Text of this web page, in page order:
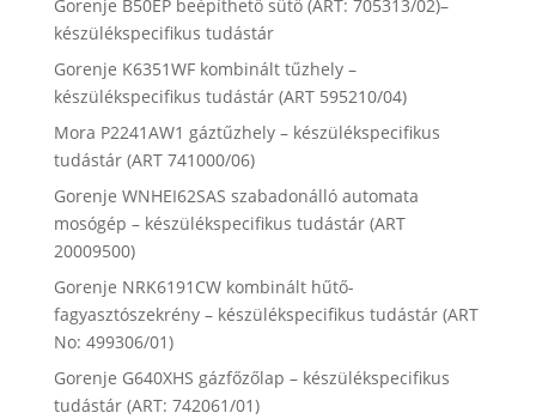
Gorenje B50EP beépíthető sütő (ART: 705313/02)–
készülékspecifikus tudástár
Gorenje K6351WF kombinált tűzhely –
készülékspecifikus tudástár (ART 595210/04)
Mora P2241AW1 gáztűzhely – készülékspecifikus
tudástár (ART 741000/06)
Gorenje WNHEI62SAS szabadonálló automata
mosógép – készülékspecifikus tudástár (ART
20009500)
Gorenje NRK6191CW kombinált hűtő-
fagyasztószekrény – készülékspecifikus tudástár (ART
No: 499306/01)
Gorenje G640XHS gázfőzőlap – készülékspecifikus
tudástár (ART: 742061/01)